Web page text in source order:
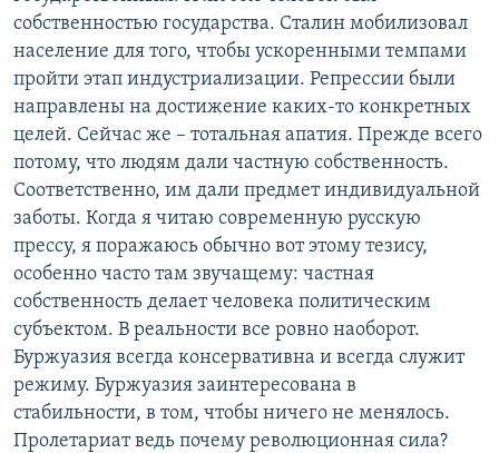
собственностью государства. Сталин мобилизовал
население для того, чтобы ускоренными темпами
пройти этап индустриализации. Репрессии были
направлены на достижение каких-то конкретных
целей. Сейчас же – тотальная апатия. Прежде всего
потому, что людям дали частную собственность.
Соответственно, им дали предмет индивидуальной
заботы. Когда я читаю современную русскую
прессу, я поражаюсь обычно вот этому тезису,
особенно часто там звучащему: частная
собственность делает человека политическим
субъектом. В реальности все ровно наоборот.
Буржуазия всегда консервативна и всегда служит
режиму. Буржуазия заинтересована в
стабильности, в том, чтобы ничего не менялось.
Пролетариат ведь почему революционная сила?